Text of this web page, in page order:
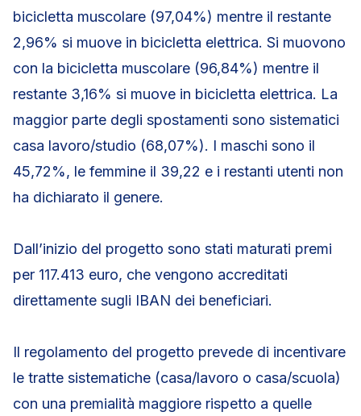
bicicletta muscolare (97,04%) mentre il restante
2,96% si muove in bicicletta elettrica. Si muovono
con la bicicletta muscolare (96,84%) mentre il
restante 3,16% si muove in bicicletta elettrica. La
maggior parte degli spostamenti sono sistematici
casa lavoro/studio (68,07%). I maschi sono il
45,72%, le femmine il 39,22 e i restanti utenti non
ha dichiarato il genere.
Dall’inizio del progetto sono stati maturati premi
per 117.413 euro, che vengono accreditati
direttamente sugli IBAN dei beneficiari.
Il regolamento del progetto prevede di incentivare
le tratte sistematiche (casa/lavoro o casa/scuola)
con una premialità maggiore rispetto a quelle